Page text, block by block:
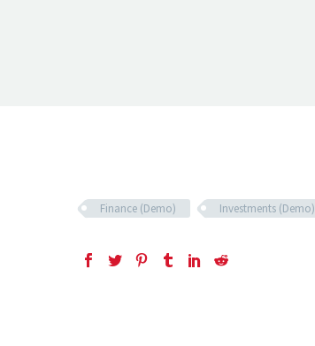
Finance (Demo) Investments (Demo)